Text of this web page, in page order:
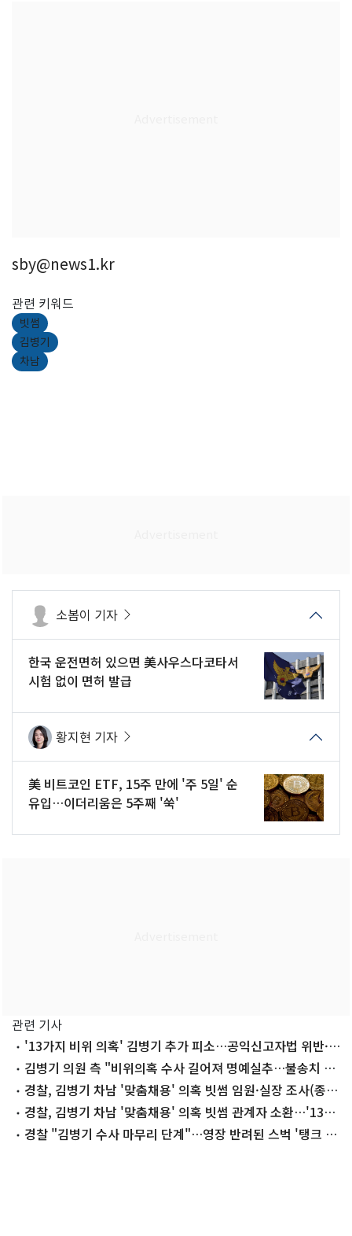
sby@news1.kr
관련 키워드
빗썸
김병기
차남
소봄이 기자
한국 운전면허 있으면 美사우스다코타서
시험 없이 면허 발급
황지현 기자
美 비트코인 ETF, 15주 만에 '주 5일' 순
유입…이더리움은 5주째 '쑥'
관련 기사
'13가지 비위 의혹' 김병기 추가 피소…공익신고자법 위반·
협박 혐의
김병기 의원 측 "비위의혹 수사 길어져 명예실추…불송치 서
둘러달라"
경찰, 김병기 차남 '맞춤채용' 의혹 빗썸 임원·실장 조사(종
합)경찰, 김병기 차남 '맞춤채용' 의혹 빗썸 관계자 소환…'13개
의혹' 수사 막바지
경찰 "김병기 수사 마무리 단계"…영장 반려된 스벅 '탱크 데